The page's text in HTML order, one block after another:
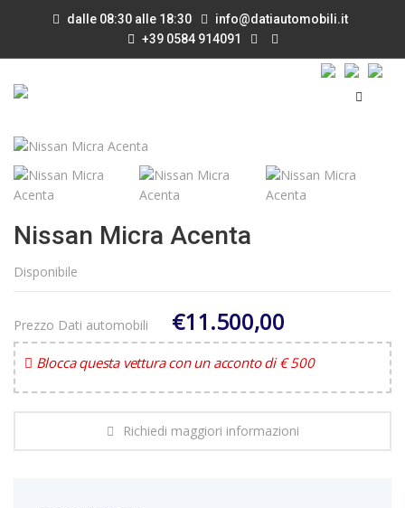
dalle 08:30 alle 18:30
info@datiautomobili.it
+39 0584 914091
Nissan Micra Acenta
Disponibile
Prezzo Dati automobili €11.500,00
Blocca questa vettura con un acconto di € 500
Richiedi maggiori informazioni